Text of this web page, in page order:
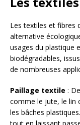
Les textiles et fibres
alternative
usages du plastique
biodégradables,
de nombreuses
Paillage textile :
comme le jute, le lin
les bâches